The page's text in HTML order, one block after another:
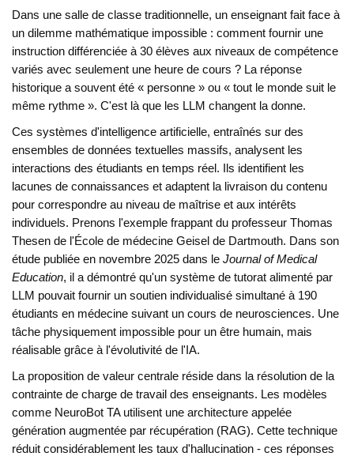
Dans une salle de classe traditionnelle, un enseignant fait face à
un dilemme mathématique impossible : comment fournir une
instruction différenciée à 30 élèves aux niveaux de compétence
variés avec seulement une heure de cours ? La réponse
historique a souvent été « personne » ou « tout le monde suit le
même rythme ». C'est là que les LLM changent la donne.
Ces systèmes d'intelligence artificielle, entraînés sur des
ensembles de données textuelles massifs, analysent les
interactions des étudiants en temps réel. Ils identifient les
lacunes de connaissances et adaptent la livraison du contenu
pour correspondre au niveau de maîtrise et aux intérêts
individuels. Prenons l'exemple frappant du professeur Thomas
Thesen de l'École de médecine Geisel de Dartmouth. Dans son
étude publiée en novembre 2025 dans le Journal of Medical
Education, il a démontré qu'un système de tutorat alimenté par
LLM pouvait fournir un soutien individualisé simultané à 190
étudiants en médecine suivant un cours de neurosciences. Une
tâche physiquement impossible pour un être humain, mais
réalisable grâce à l'évolutivité de l'IA.
La proposition de valeur centrale réside dans la résolution de la
contrainte de charge de travail des enseignants. Les modèles
comme NeuroBot TAutilisent une architecture appelée
génération augmentée par récupération (RAG). Cette technique
réduit considérablement les taux d'hallucination - ces réponses